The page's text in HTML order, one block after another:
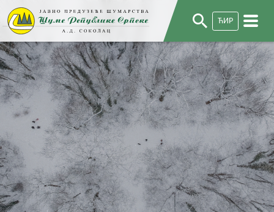
ЋИР